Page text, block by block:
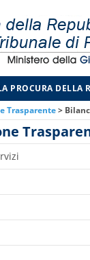
PROCURA DELLA
Trasparente>